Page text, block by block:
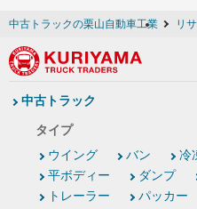
中古トラックの栗山自動車工業 リ
中古トラック
タイプ
ウイング
バン 冷
平ボディー
ダンプ
トレーラー
パッカー